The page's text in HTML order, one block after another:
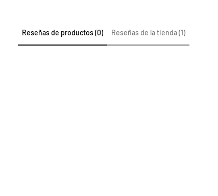
Reseñas de productos (0) Reseñas de la tienda (1)